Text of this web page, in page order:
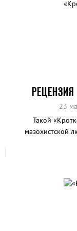
23
Такой
мазохистской